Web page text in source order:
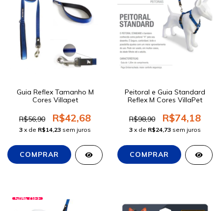
Guia Reflex Tamanho M
Cores Villapet
R$56,90 R$42,68
3 x de R$14,23 sem juros
Peitoral e Guia Standard
Reflex M Cores VillaPet
R$98,90 R$74,18
3 x de R$24,73 sem juros
50%OFF